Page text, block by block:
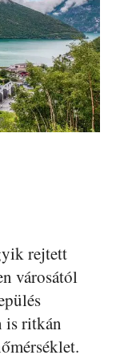
rejtett
városától
is ritkán